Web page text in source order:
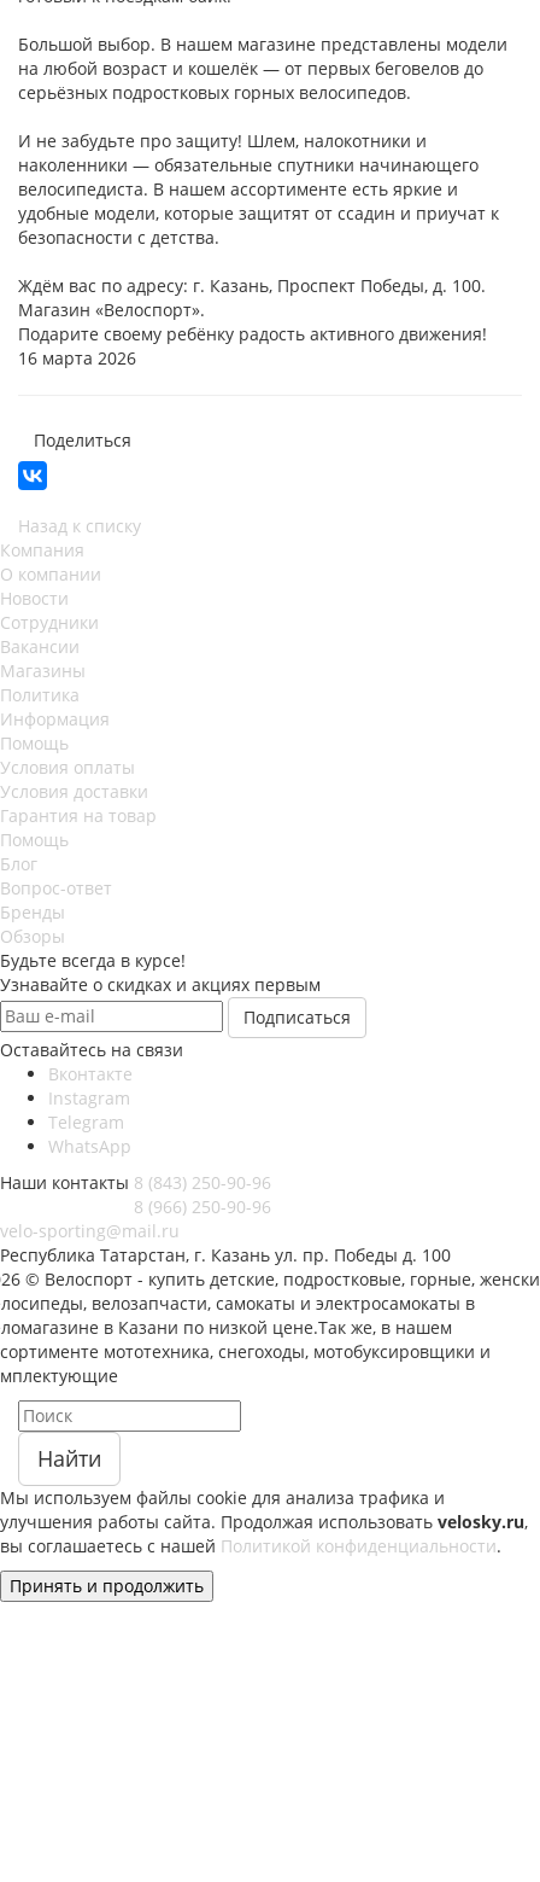
Большой выбор. В нашем магазине представлены модели
на любой возраст и кошелёк — от первых беговелов до
серьёзных подростковых горных велосипедов.
И не забудьте про защиту! Шлем, налокотники и
наколенники — обязательные спутники начинающего
велосипедиста. В нашем ассортименте есть яркие и
удобные модели, которые защитят от ссадин и приучат к
безопасности с детства.
Ждём вас по адресу: г. Казань, Проспект Победы, д. 100.
Магазин «Велоспорт».
Подарите своему ребёнку радость активного движения!
16 марта 2026
Поделиться
Назад к списку
Компания
О компании
Новости
Сотрудники
Вакансии
Магазины
Политика
Информация
Помощь
Условия оплаты
Условия доставки
Гарантия на товар
Помощь
Блог
Вопрос-ответ
Бренды
Обзоры
Будьте всегда в курсе!
Узнавайте о скидках и акциях первым
Оставайтесь на связи
Вконтакте
Instagram
Telegram
WhatsApp
Наши контакты 8 (843) 250-90-96
8 (966) 250-90-96
velo-sporting@mail.ru
Республика Татарстан, г. Казань ул. пр. Победы д. 100
© Велоспорт - купить детские, подростковые, горные,
велозапчасти, самокаты и электросамокаты в
в Казани по низкой цене.Так же, в нашем
мототехника, снегоходы, мотобуксировщики и
Найти
Мы используем файлы cookie для анализа трафика и
улучшения работы сайта. Продолжая использовать velosky.ru,
вы соглашаетесь с нашей Политикой конфиденциальности.
Принять и продолжить